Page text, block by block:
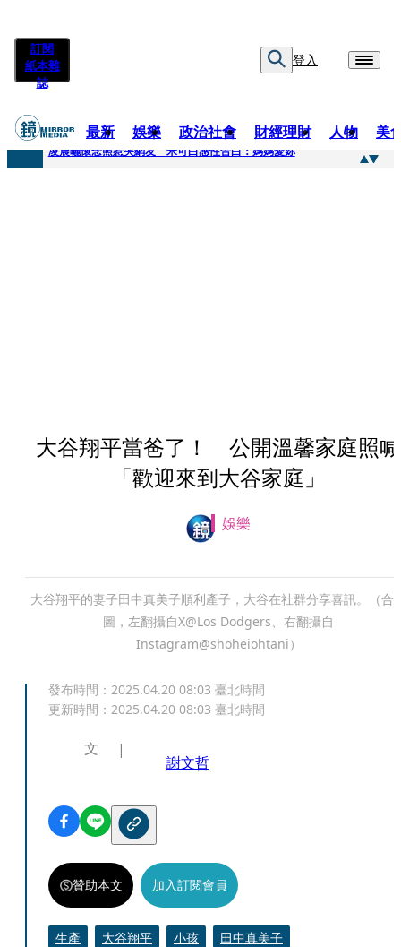
訂閱
紙本雜
誌
登入
最新 娛樂 政治社會 財經理財 人物 美
快訊
凌晨曬懷念照惹哭網友 米可白感性告白：媽媽愛妳
大谷翔平當爸了！ 公開溫馨家庭照喊
「歡迎來到大谷家庭」
娛樂
大谷翔平的妻子田中真美子順利產子，大谷在社群分享喜訊。（合
圖，左翻攝自X@Los Dodgers、右翻攝自
Instagram@shoheiohtani）
發布時間： 2025.04.20 08:03 臺北時間
更新時間： 2025.04.20 08:03 臺北時間
文
謝文哲
贊助本文 加入訂閱會員
生產 大谷翔平 小孩 田中真美子